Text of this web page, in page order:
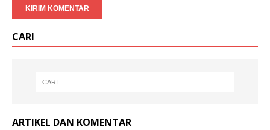
CARI
ARTIKEL DAN KOMENTAR